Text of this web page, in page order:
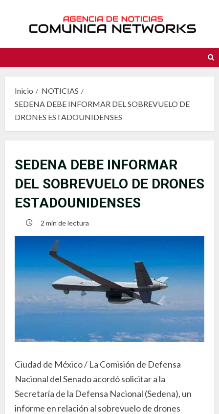
contenido
Inicio
NOTICIAS
SEDENA DEBE INFORMAR DEL SOBREVUELO DE
DRONES ESTADOUNIDENSES
SEDENA DEBE INFORMAR
DEL SOBREVUELO DE DRONES
ESTADOUNIDENSES
2 min de lectura
Ciudad de México / La Comisión de Defensa
Nacional del Senado acordó solicitar a la
Secretaría de la Defensa Nacional (Sedena), un
informe en relación al sobrevuelo de drones